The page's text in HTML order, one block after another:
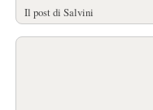
Il post di Salvini